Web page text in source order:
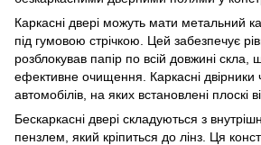
Каркасні двері можуть мати метальний
під гумовою стрічкою. Цей забезпечує
розблокував папір по всій довжині
ефективне очищення. Каркасні двірники
автомобілів, на яких встановлені плоскі
Бескаркасні двері складуються з
пензлем, який кріпиться до лінз. Ця